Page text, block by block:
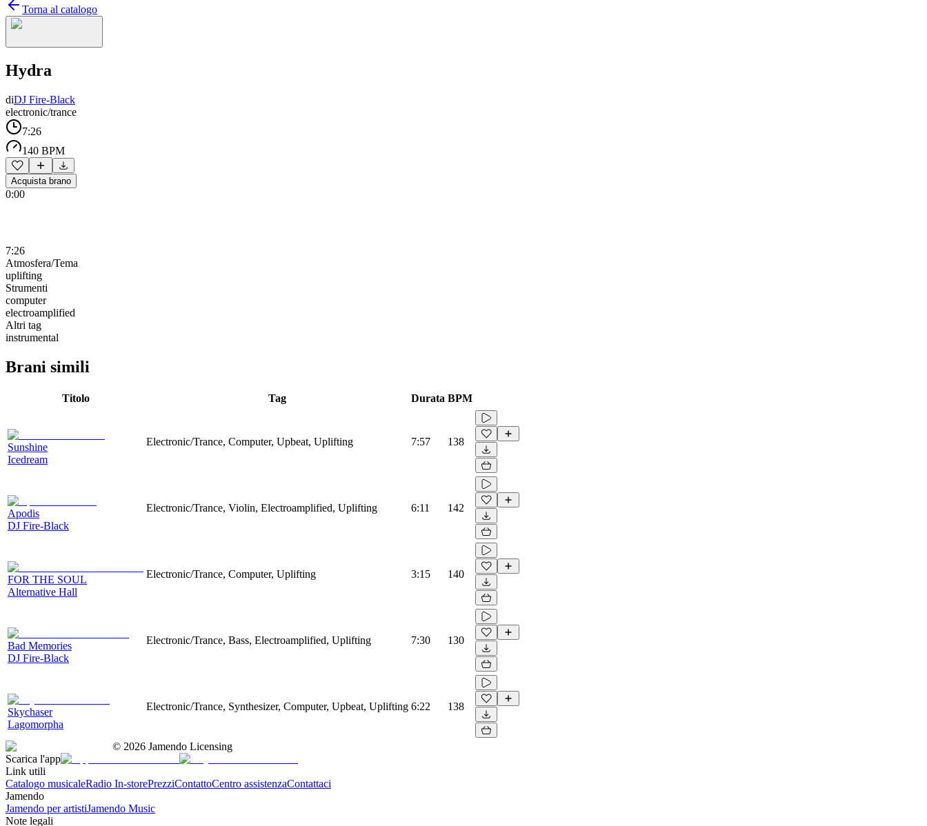
Torna al catalogo
Hydra
diDJ Fire-Black
electronic/trance
7:26
140 BPM
Acquista brano
0:00
7:26
Atmosfera/Tema
uplifting
Strumenti
computer
electroamplified
Altri tag
instrumental
Brani simili
Titolo Tag Durata BPM
Sunshine
Icedream
Electronic/Trance, Computer, Upbeat, Uplifting 7:57 138
Apodis
DJ Fire-Black
Electronic/Trance, Violin, Electroamplified, Uplifting 6:11 142
FOR THE SOUL
Alternative Hall
Electronic/Trance, Computer, Uplifting 3:15 140
Bad Memories
DJ Fire-Black
Electronic/Trance, Bass, Electroamplified, Uplifting 7:30 130
Skychaser
Lagomorpha
Electronic/Trance, Synthesizer, Computer, Upbeat, Uplifting 6:22 138
© 2026 Jamendo Licensing
Scarica l'app
Link utili
Catalogo musicaleRadio In-storePrezziContattoCentro assistenzaContattaci
Jamendo
Jamendo per artistiJamendo Music
Note legali